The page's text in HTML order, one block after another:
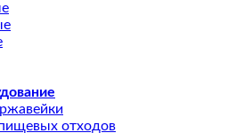
отходов